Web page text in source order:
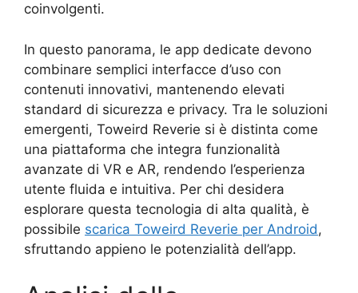
coinvolgenti.
In questo panorama, le app dedicate devono
combinare semplici interfacce d’uso con
contenuti innovativi, mantenendo elevati
standard di sicurezza e privacy. Tra le soluzioni
emergenti, Toweird Reverie si è distinta come
una piattaforma che integra funzionalità
avanzate di VR e AR, rendendo l’esperienza
utente fluida e intuitiva. Per chi desidera
esplorare questa tecnologia di alta qualità, è
possibile scarica Toweird Reverie per Android,
sfruttando appieno le potenzialità dell’app.